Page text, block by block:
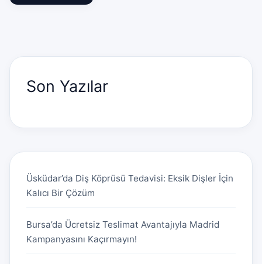
Son Yazılar
Üsküdar’da Diş Köprüsü Tedavisi: Eksik Dişler İçin
Kalıcı Bir Çözüm
Bursa’da Ücretsiz Teslimat Avantajıyla Madrid
Kampanyasını Kaçırmayın!